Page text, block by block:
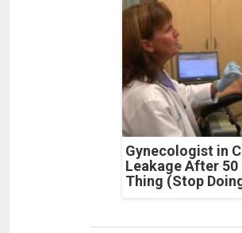
Gynecologist in
Leakage After 50
Thing (Stop